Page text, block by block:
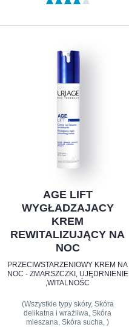
AGE LIFT
WYGŁADZAJACY
KREM
REWITALIZUJĄCY NA
NOC
PRZECIWSTARZENIOWY KREM NA
NOC - ZMARSZCZKI, UJĘDRNIENIE
,WITALNOŚC
(Wszystkie typy skóry, Skóra
delikatna i wrażliwa, Skóra
mieszana, Skóra sucha, )